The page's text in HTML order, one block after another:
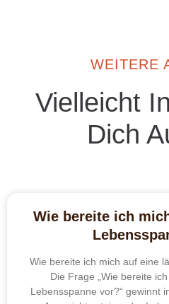
WEITERE
Vielleicht
Dich
Wie bereite ich
Wie bereite ich mich auf eine
Die Frage „Wie bereite
Lebensspanne vor?“ gewinnt